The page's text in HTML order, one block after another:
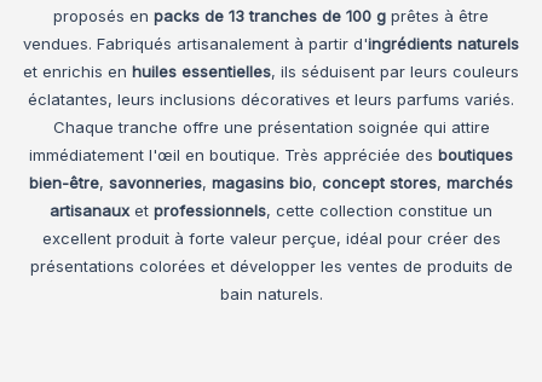
proposés en packs de 13 tranches de 100 g prêtes à être
vendues. Fabriqués artisanalement à partir d'ingrédients naturels
et enrichis en huiles essentielles, ils séduisent par leurs couleurs
éclatantes, leurs inclusions décoratives et leurs parfums variés.
Chaque tranche offre une présentation soignée qui attire
immédiatement l'œil en boutique. Très appréciée des boutiques
bien-être, savonneries, magasins bio, concept stores, marchés
artisanauxet professionnels, cette collection constitue un
excellent produit à forte valeur perçue, idéal pour créer des
présentations colorées et développer les ventes de produits de
bain naturels.